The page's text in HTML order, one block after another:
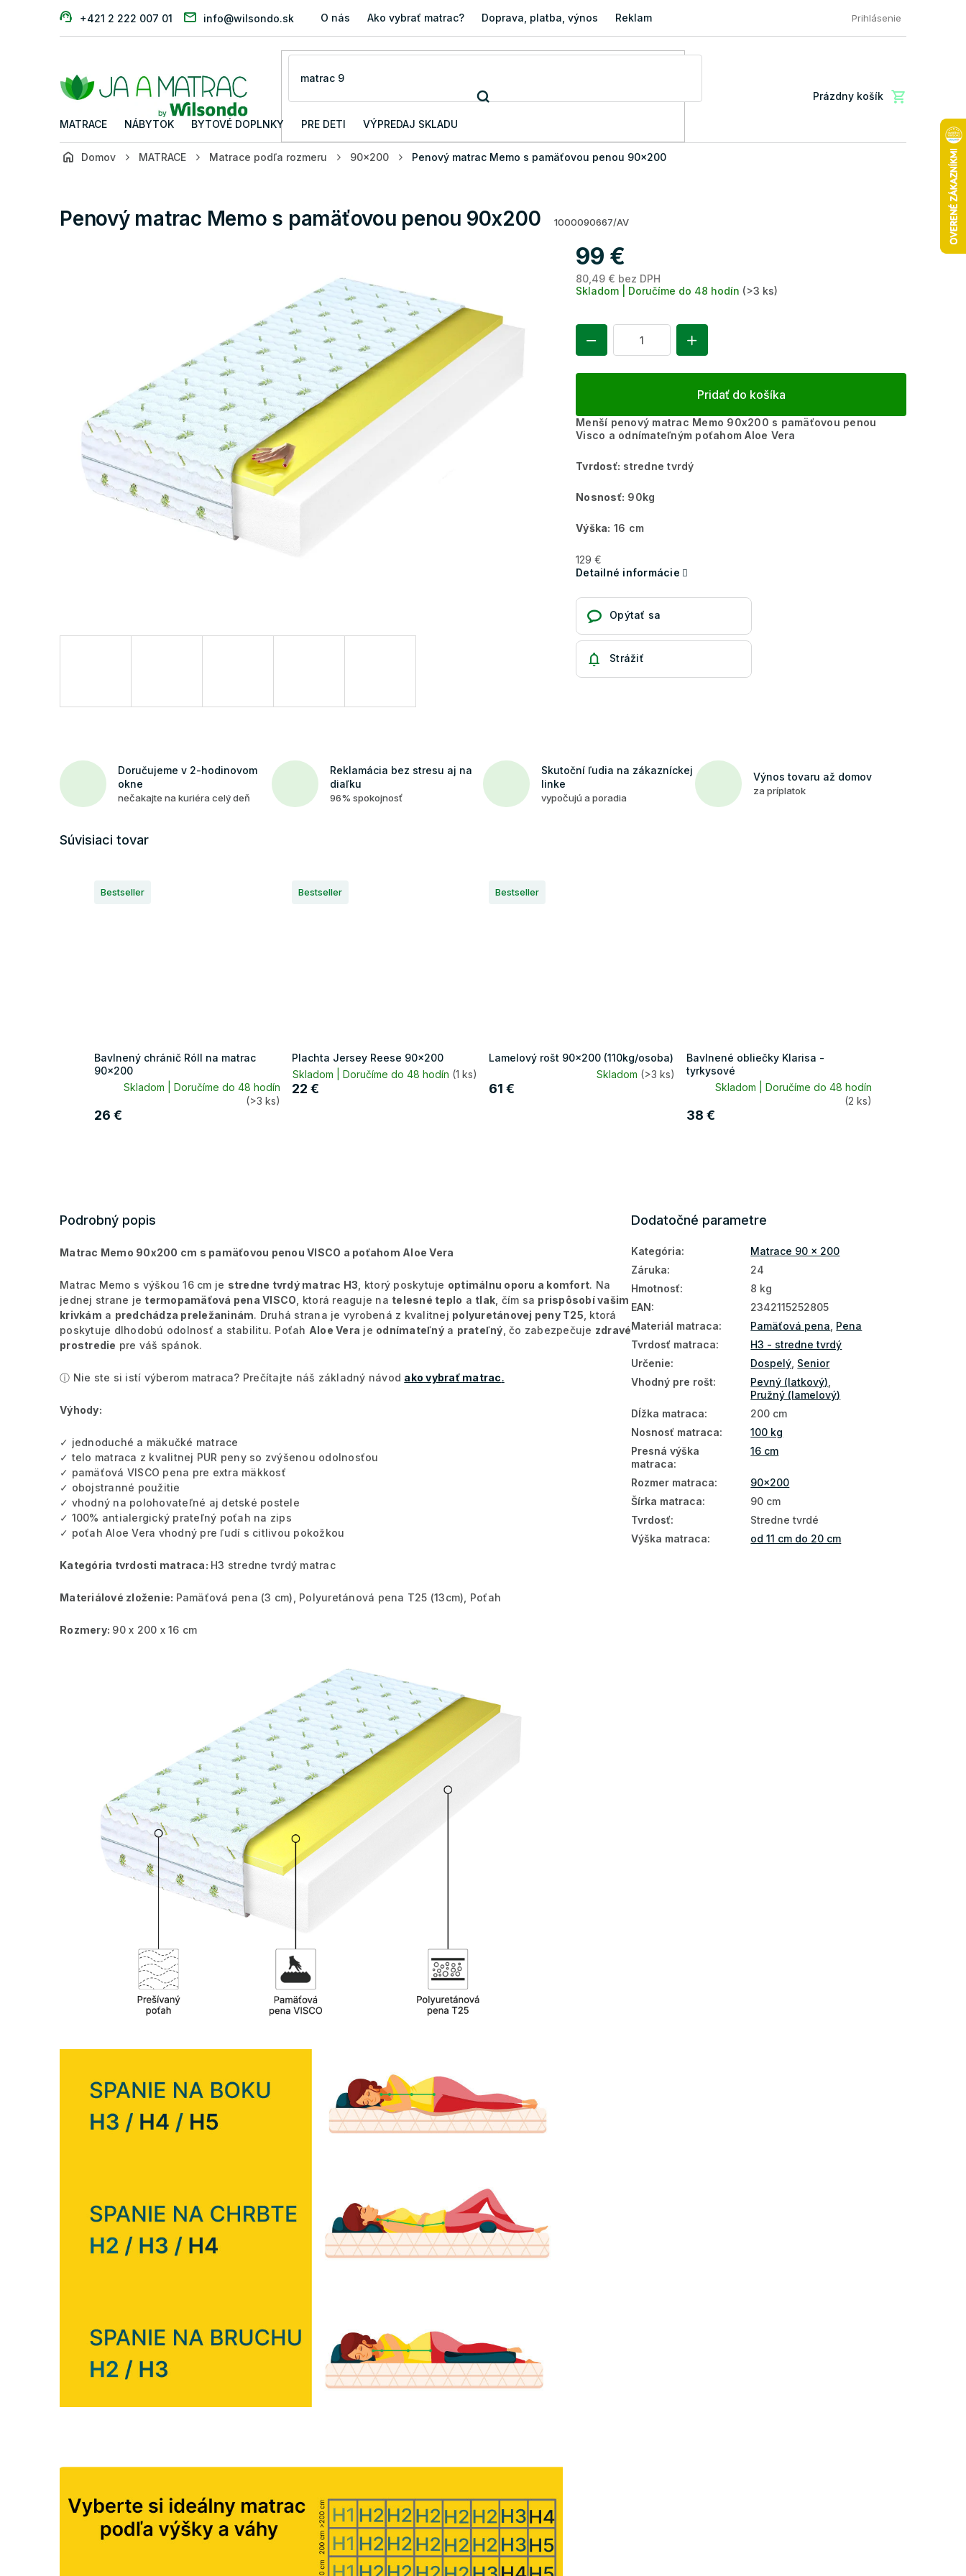
+421 2 222 007 01 info@wilsondo.sk O nás Ako vybrať matrac? Doprava, platba, výnos Reklamácia a vrátenie tovaru FAQ: Najčastejšie otázky zákazníkov
Prihlásenie
Nákupný
Prázdny košík
MATRACE NÁBYTOK BYTOVÉ DOPLNKY PRE DETI VÝPREDAJ SKLADU
Domov MATRACE Matrace podľa rozmeru 90x200 Penový matrac Memo s pamäťovou penou 90x200
Penový matrac Memo s pamäťovou penou 90x200 1000090667/AV
99 €
80,49 € bez DPH
Skladom | Doručíme do 48 hodín (>3 ks)
Pridať do košíka
Menší penový matrac Memo 90x200 s pamäťovou penou
Visco a odnímateľným poťahom Aloe Vera
Tvrdosť: stredne tvrdý
Nosnosť: 90kg
Výška: 16 cm
129 €
Detailné informácie
Opýtať sa
Strážiť
Doručujeme v 2-hodinovom
okne
nečakajte na kuriéra celý deň
Reklamácia bez stresu aj na
diaľku
96% spokojnosť
Skutoční ľudia na zákazníckej
linke
vypočujú a poradia
Výnos tovaru až domov
za príplatok
Súvisiaci tovar
Bestseller
Bavlnený chránič Róll na matrac
90x200
Skladom | Doručíme do 48 hodín
(>3 ks)
26 €
Bestseller
Plachta Jersey Reese 90x200
Skladom | Doručíme do 48 hodín (1 ks)
22 €
Bestseller
Lamelový rošt 90x200 (110kg/osoba)
Skladom (>3 ks)
61 €
Bavlnené obliečky Klarisa -
tyrkysové
Skladom | Doručíme do 48 hodín
(2 ks)
38 €
Podrobný popis
Matrac Memo 90x200 cm s pamäťovou penou VISCO a poťahom Aloe Vera
Matrac Memo s výškou 16 cm je stredne tvrdý matrac H3 , ktorý poskytuje optimálnu oporu a komfort. Na
jednej strane je termopamäťová pena VISCO , ktorá reaguje na telesné teplo a tlak , čím sa prispôsobí vašim
krivkám a predchádza preležaninám. Druhá strana je vyrobená z kvalitnej polyuretánovej peny T25 , ktorá
poskytuje dlhodobú odolnosť a stabilitu. Poťah Aloe Vera je odnímateľnýa prateľný , čo zabezpečuje zdravé
prostredie pre váš spánok.
ⓘ Nie ste si istí výberom matraca? Prečítajte náš základný návod ako vybrať matrac.
Výhody:
✓ jednoduché a mäkučké matrace
✓ telo matraca z kvalitnej PUR peny so zvýšenou odolnosťou
✓ pamäťová VISCO pena pre extra mäkkosť
✓ obojstranné použitie
✓ vhodný na polohovateľné aj detské postele
✓ 100% antialergický prateľný poťah na zips
✓ poťah Aloe Vera vhodný pre ľudí s citlivou pokožkou
Kategória tvrdosti matraca: H3 stredne tvrdý matrac
Materiálové zloženie: Pamäťová pena (3 cm), Polyuretánová pena T25 (13cm), Poťah
Rozmery: 90 x 200 x 16 cm
Dodatočné parametre
Kategória:
Matrace 90 x 200
Záruka:
24
Hmotnosť:
8 kg
EAN:
2342115252805
Materiál matraca: Pamäťová pena Pena
Tvrdosť matraca:
H3 - stredne tvrdý
Určenie: Dospelý Senior
Vhodný pre rošt: Pevný (latkový)
Pružný (lamelový)
Dĺžka matraca:
200 cm
Nosnosť matraca:
100 kg
Presná výška
matraca:
16 cm
Rozmer matraca:
90x200
Šírka matraca:
90 cm
Tvrdosť:
Stredne tvrdé
Výška matraca: od 11 cm do 20 cm